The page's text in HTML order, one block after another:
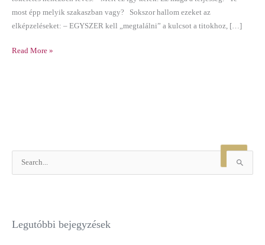
most épp melyik szakaszban vagy? Sokszor hallom ezeket az
elképzeléseket: – EGYSZER kell „megtalálni” a kulcsot a titokhoz, […]
Read More »
c
Legutóbbi bejegyzések